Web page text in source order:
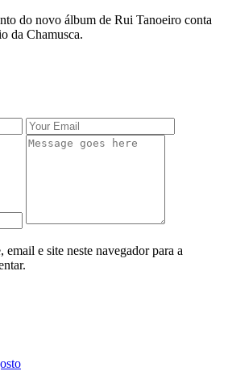
do novo álbum de Rui Tanoeiro conta
da Chamusca.
email e site neste navegador para a